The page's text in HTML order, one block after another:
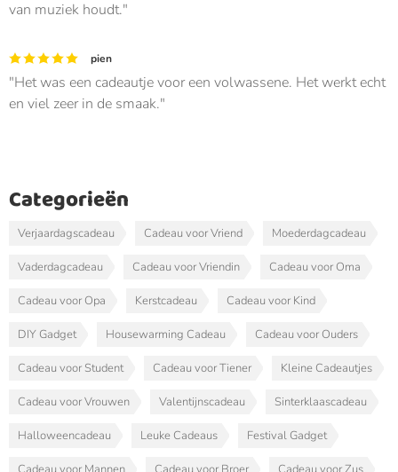
Categorieën
Verjaardagscadeau Cadeau voor Vriend Moederdagcadeau
Vaderdagcadeau Cadeau voor Vriendin Cadeau voor Oma
Cadeau voor Opa Kerstcadeau Cadeau voor Kind
DIY Gadget Housewarming Cadeau Cadeau voor Ouders
Cadeau voor Student Cadeau voor Tiener Kleine Cadeautjes
Cadeau voor Vrouwen Valentijnscadeau Sinterklaascadeau
Halloweencadeau Leuke Cadeaus Festival Gadget
van muziek houdt.
pien
Het was een cadeautje voor een volwassene. Het werkt echt
en viel zeer in de smaak.